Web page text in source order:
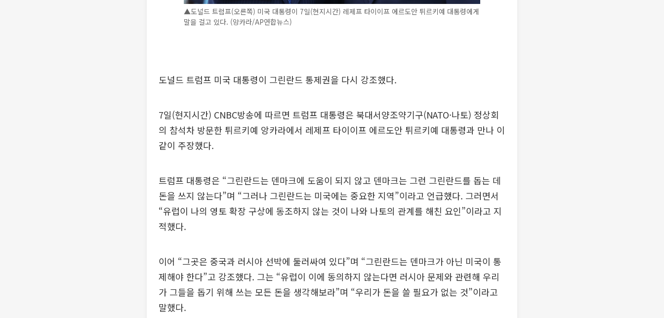
▲도널드 트럼프(오른쪽) 미국 대통령이 7일(현지시간) 레제프 타이이프 에르도안 튀르키예 대통령에게
말을 걸고 있다. (앙카라/AP연합뉴스)
도널드 트럼프 미국 대통령이 그린란드 통제권을 다시 강조했다.
7일(현지시간) CNBC방송에 따르면 트럼프 대통령은 북대서양조약기구(NATO·나토) 정상회
의 참석차 방문한 튀르키예 앙카라에서 레제프 타이이프 에르도안 튀르키예 대통령과 만나 이
같이 주장했다.
트럼프 대통령은 “그린란드는 덴마크에 도움이 되지 않고 덴마크는 그런 그린란드를 돕는 데
돈을 쓰지 않는다”며 “그러나 그린란드는 미국에는 중요한 지역”이라고 언급했다. 그러면서
“유럽이 나의 영토 확장 구상에 동조하지 않는 것이 나와 나토의 관계를 해친 요인”이라고 지
적했다.
이어 “그곳은 중국과 러시아 선박에 둘러싸여 있다”며 “그린란드는 덴마크가 아닌 미국이 통
제해야 한다”고 강조했다. 그는 “유럽이 이에 동의하지 않는다면 러시아 문제와 관련해 우리
가 그들을 돕기 위해 쓰는 모든 돈을 생각해보라”며 “우리가 돈을 쓸 필요가 없는 것”이라고
말했다.